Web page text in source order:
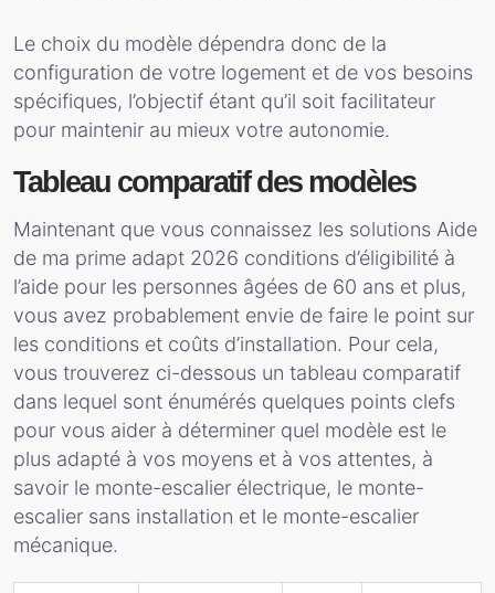
Le choix du modèle dépendra donc de la
configuration de votre logement et de vos besoins
spécifiques, l’objectif étant qu’il soit facilitateur
pour maintenir au mieux votre autonomie.
Tableau comparatif des modèles
Maintenant que vous connaissez les solutions Aide
de ma prime adapt 2026 conditions d’éligibilité à
l’aide pour les personnes âgées de 60 ans et plus,
vous avez probablement envie de faire le point sur
les conditions et coûts d’installation. Pour cela,
vous trouverez ci-dessous un tableau comparatif
dans lequel sont énumérés quelques points clefs
pour vous aider à déterminer quel modèle est le
plus adapté à vos moyens et à vos attentes, à
savoir le monte-escalier électrique, le monte-
escalier sans installation et le monte-escalier
mécanique.